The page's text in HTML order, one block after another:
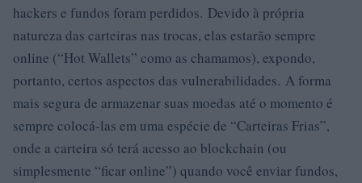
hackers e fundos foram perdidos. Devido à própria
natureza das carteiras nas trocas, elas estarão sempre
online (“Hot Wallets” como as chamamos), expondo,
portanto, certos aspectos das vulnerabilidades. A forma
mais segura de armazenar suas moedas até o momento é
sempre colocá-las em uma espécie de “Carteiras Frias”,
onde a carteira só terá acesso ao blockchain (ou
simplesmente “ficar online”) quando você enviar fundos,